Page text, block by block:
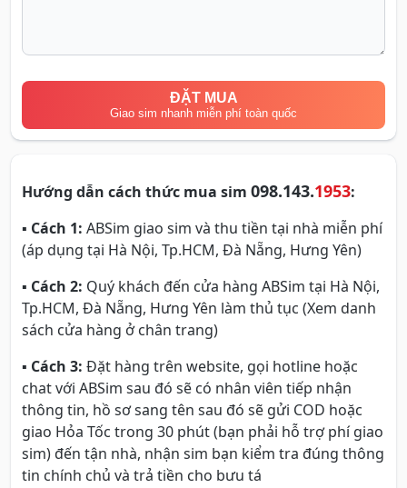
ĐẶT MUA
Giao sim nhanh miễn phí toàn quốc
Hướng dẫn cách thức mua sim 098.143.1953:
▪ Cách 1: ABSim giao sim và thu tiền tại nhà miễn phí
(áp dụng tại Hà Nội, Tp.HCM, Đà Nẵng, Hưng Yên)
▪ Cách 2: Quý khách đến cửa hàng ABSim tại Hà Nội,
Tp.HCM, Đà Nẵng, Hưng Yên làm thủ tục (Xem danh
sách cửa hàng ở chân trang)
▪ Cách 3: Đặt hàng trên website, gọi hotline hoặc
chat với ABSim sau đó sẽ có nhân viên tiếp nhận
thông tin, hồ sơ sang tên sau đó sẽ gửi COD hoặc
giao Hỏa Tốc trong 30 phút (bạn phải hỗ trợ phí giao
sim) đến tận nhà, nhận sim bạn kiểm tra đúng thông
tin chính chủ và trả tiền cho bưu tá